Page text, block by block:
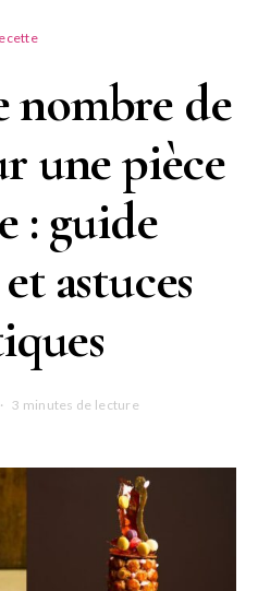
nombre de
une pièce
: guide
astuces
3 minutes de lecture